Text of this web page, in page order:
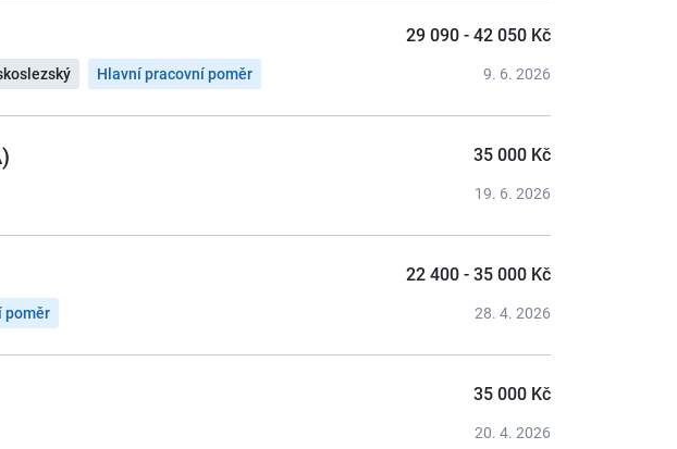
Hlavní pracovní poměr
29 090 - 42 050 Kč
9. 6. 2026
35 000 Kč
19. 6. 2026
poměr
22 400 - 35 000 Kč
28. 4. 2026
35 000 Kč
20. 4. 2026